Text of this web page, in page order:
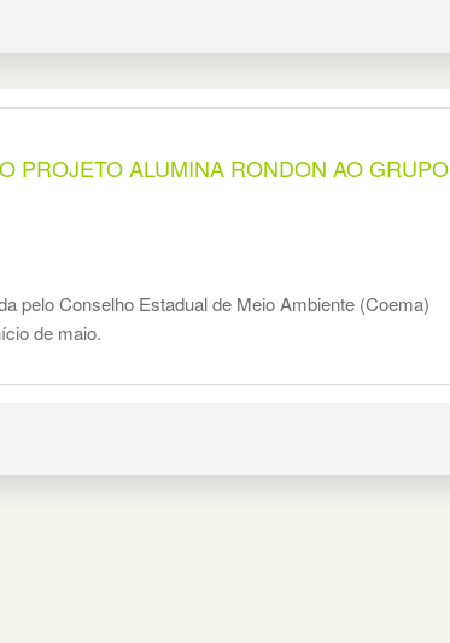
PROJETO ALUMINA RONDON AO GRUPO
pelo Conselho Estadual de Meio Ambiente (Coema)
de maio.